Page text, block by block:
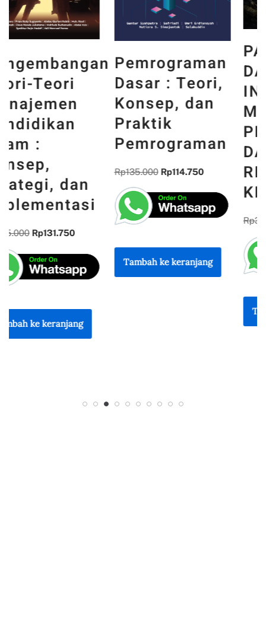
Pemrograman
Dasar : Teori,
Konsep, dan
Praktik
Pemrograman
Rp135.000
Tambah ke keranjang
DAN WAJAH
INDONESIA :
MEMORI,
PENGALAMAN,
DAN
REFLEKSI
KEBANGSAAN
Rp300.000 Rp255.000